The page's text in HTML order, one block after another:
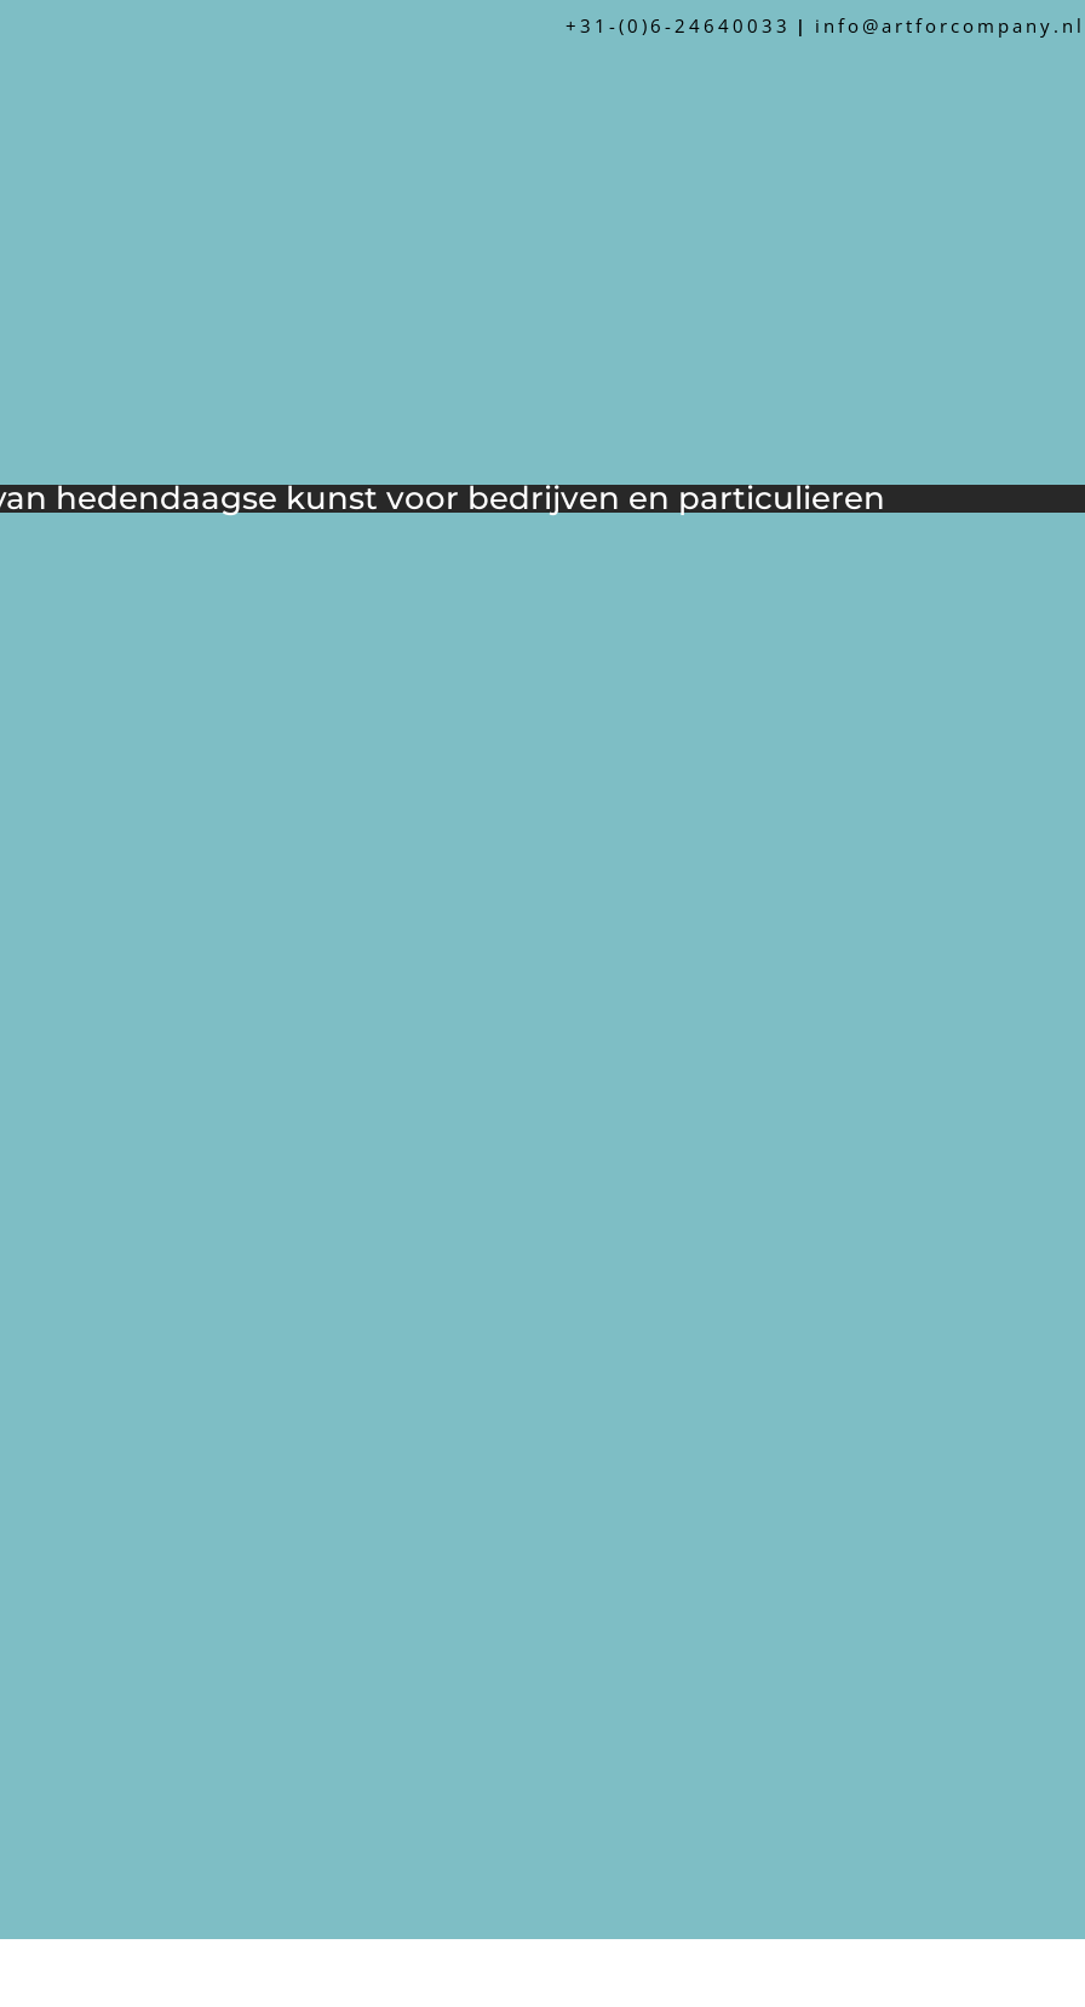
+31-(0)6-24640033 | info@artforcompany.nl
hedendaagse kunst voor bedrijven en particulieren